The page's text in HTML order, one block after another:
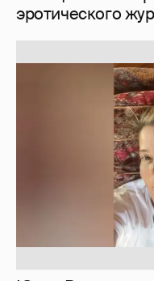
Юлия Высоцкая